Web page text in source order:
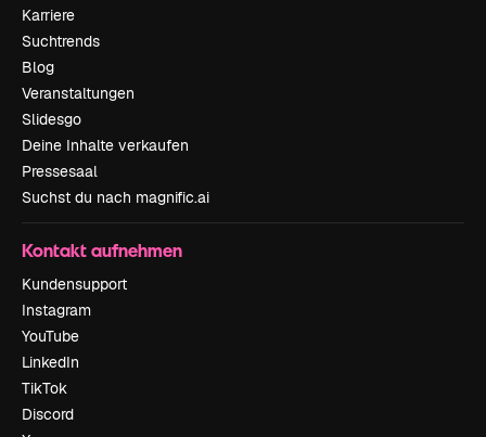
Karriere
Suchtrends
Blog
Veranstaltungen
Slidesgo
Deine Inhalte verkaufen
Pressesaal
Suchst du nach magnific.ai
Kontakt aufnehmen
Kundensupport
Instagram
YouTube
LinkedIn
TikTok
Discord